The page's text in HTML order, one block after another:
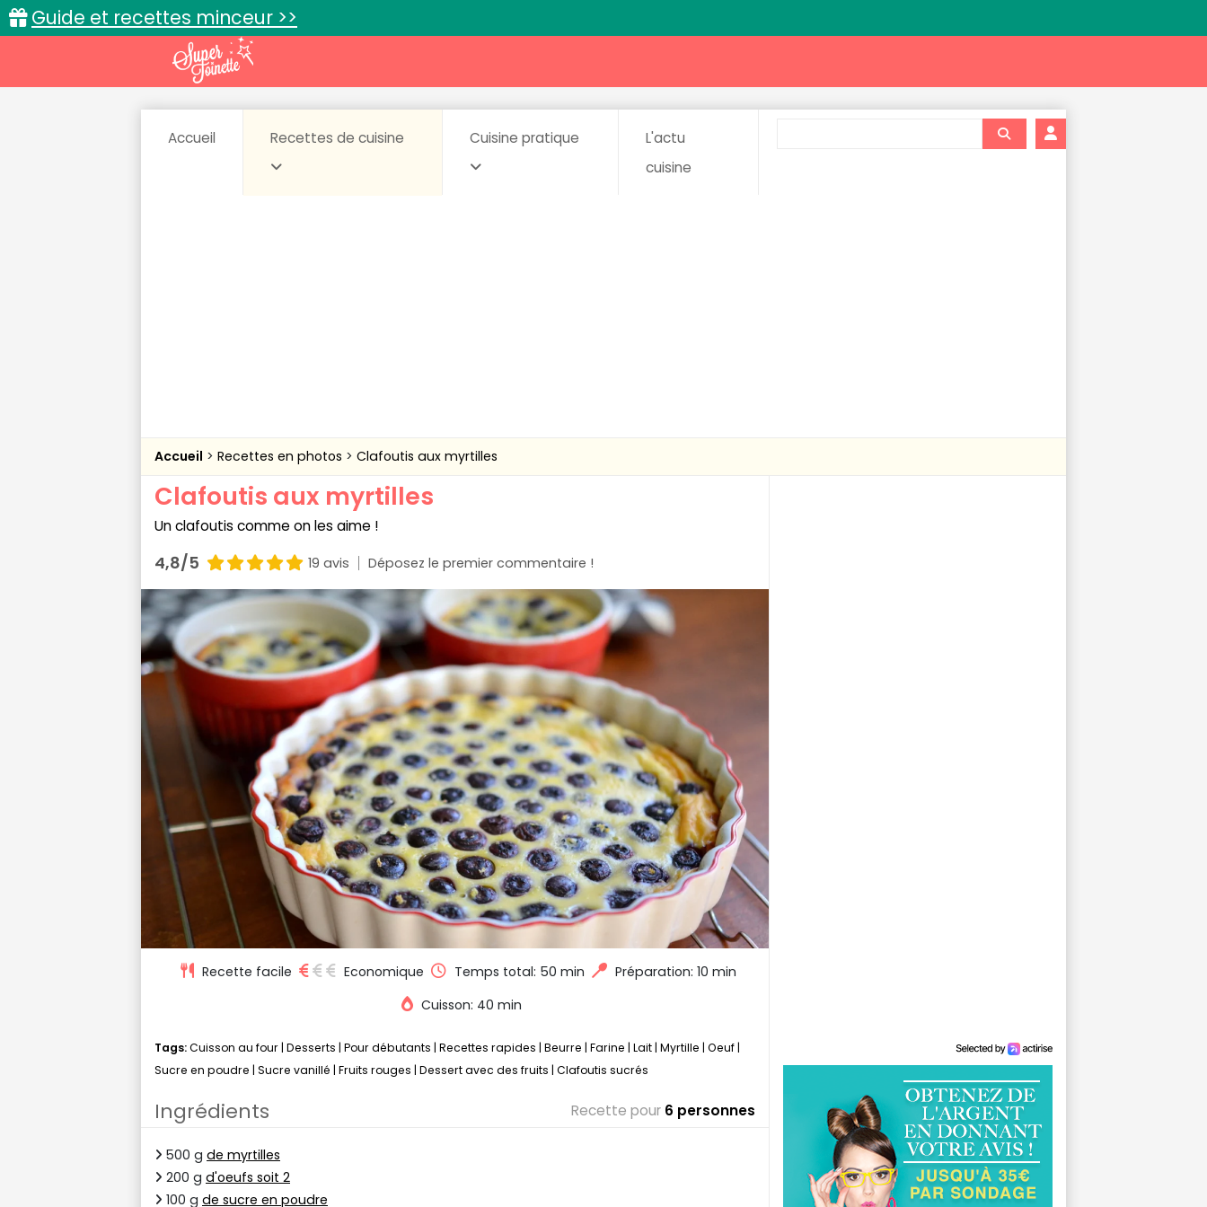
Guide et recettes minceur >>
Accueil Recettes de cuisine Cuisine pratique
L'actu
cuisine
Accueil Recettes en photos Clafoutis aux myrtilles
Clafoutis aux myrtilles
Un clafoutis comme on les aime !
4,8/5 19 avis Déposez le premier commentaire !
Recette facile Economique Temps total: 50 min
Préparation: 10 min
Cuisson: 40 min
Tags:Cuisson au four | Desserts | Pour débutants | Recettes rapides | Beurre | Farine | Lait | Myrtille | Oeuf |
Sucre en poudre | Sucre vanillé | Fruits rouges | Dessert avec des fruits | Clafoutis sucrés
Ingrédients Recette pour 6 personnes
500 g de myrtilles
200 g d'oeufs soit 2
100 g de sucre en poudre